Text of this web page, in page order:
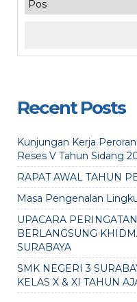
Recent Posts
Kunjungan Kerja
Reses V Tahun Sidang
RAPAT AWAL TAHUN
Masa Pengenalan
UPACARA
BERLANGSUNG
SURABAYA
SMK NEGERI 3
KELAS X & XI TAHUN